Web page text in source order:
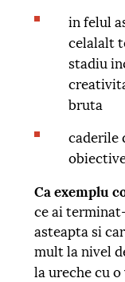
in felul
celalalt
stadiu
bruta
caderile
Ca exemplu
ce ai
asteapta si
mult la nivel
la ureche cu o